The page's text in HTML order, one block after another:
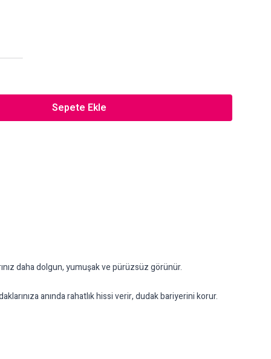
Sepete Ekle
daha dolgun, yumuşak ve pürüzsüz görünür.
anında rahatlık hissi verir, dudak bariyerini korur.